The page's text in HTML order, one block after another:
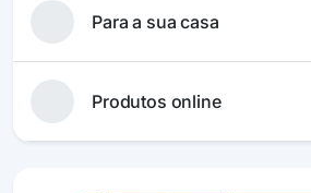
Para a sua casa
Produtos online